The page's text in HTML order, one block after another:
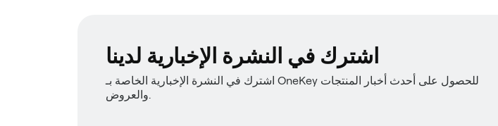
اشترك في النشرة الإخبارية لدينا
اشترك في النشرة الإخبارية الخاصة بـ OneKey للحصول على أحدث أخبار المنتجات
والعروض.